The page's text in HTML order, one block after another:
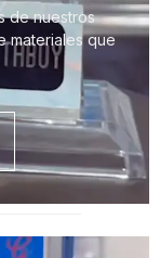
de nuestros
materiales que